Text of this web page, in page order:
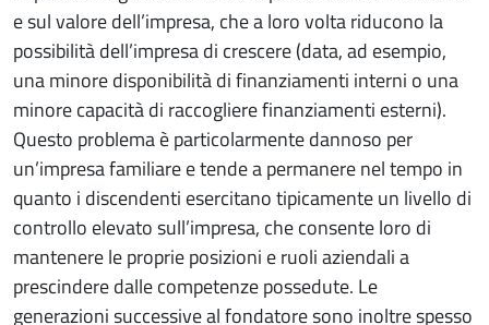
e sul valore dell’impresa, che a loro volta riducono la
possibilità dell’impresa di crescere (data, ad esempio,
una minore disponibilità di finanziamenti interni o una
minore capacità di raccogliere finanziamenti esterni).
Questo problema è particolarmente dannoso per
un’impresa familiare e tende a permanere nel tempo in
quanto i discendenti esercitano tipicamente un livello di
controllo elevato sull’impresa, che consente loro di
mantenere le proprie posizioni e ruoli aziendali a
prescindere dalle competenze possedute. Le
generazioni successive al fondatore sono inoltre spesso